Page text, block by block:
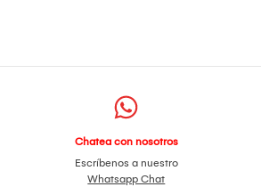
Chatea con nosotros
Escríbenos a nuestro
Whatsapp Chat